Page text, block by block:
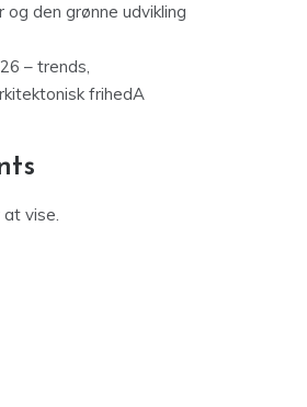
den grønne udvikling
– trends,
frihedA
vise.